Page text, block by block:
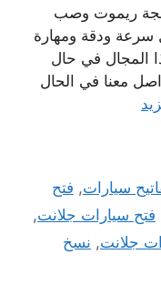
ريموت وصب
سرعة ودقة ومهارة
المجال في حال
معنا في الحال
سيارات, فتح
فتح سيارات جلانت,
جلانت, نسخ